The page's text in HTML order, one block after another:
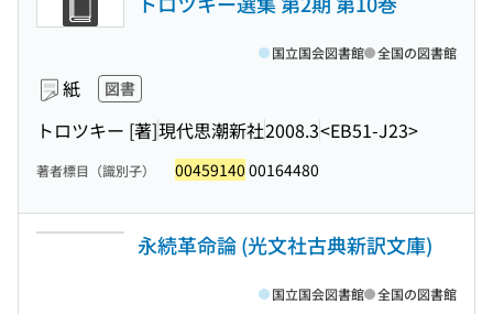
紙 図書
トロツキー [著]現代思潮新社2008.3<EB51-J23>
国立国会図書館 全国の図書館
著者標目（識別子） 00459140 00164480
永続革命論 (光文社古典新訳文庫)
国立国会図書館 全国の図書館